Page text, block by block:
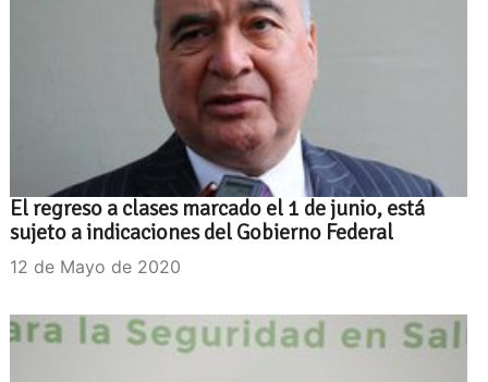
El regreso a clases marcado el 1 de junio, está
sujeto a indicaciones del Gobierno Federal
12 de Mayo de 2020